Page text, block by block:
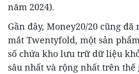
năm 2024).
Gần đây, Money20/20 cũng đã
mắt Twentyfold, một sản
số chứa kho lưu trữ dữ liệu
sâu nhất và rộng nhất trên thế